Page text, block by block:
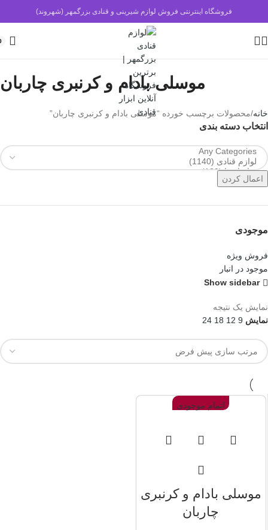
فروشگاه اینترنتی فروش لوازم شیرینی و قنادی بزرگمهر (شهروند)
موسلی بادام و کرنبری چاربان
خانه محصولات برچسب خورده “موسلی بادام و کرنبری چاربان”
انتخاب دسته بندی
اعمال کردن
موجودی
فروش ویژه
موجود در انبار
Show sidebar
نمایش یک نتیجه
نمایش 9
12
18
24
اتمام موجودی
موسلی بادام و کرنبری
چاربان